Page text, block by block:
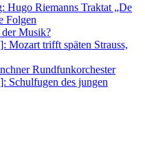
Hugo Riemanns Traktat „De
Folgen
der Musik?
Mozart trifft späten Strauss,
Rundfunkorchester
Schulfugen des jungen